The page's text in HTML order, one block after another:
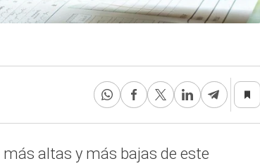
altas y más bajas de este